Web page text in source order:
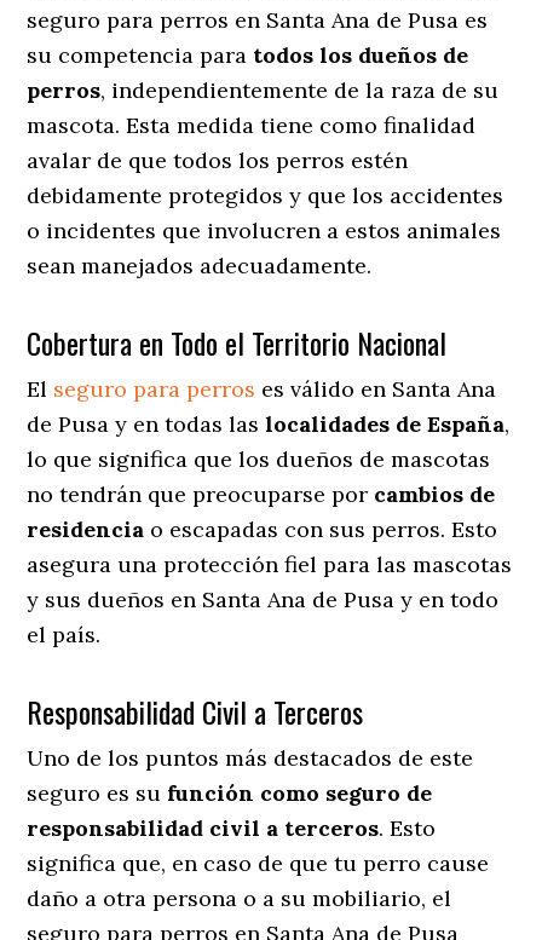
seguro para perros en Santa Ana de Pusa es
su competencia para todos los dueños de
perros, independientemente de la raza de su
mascota. Esta medida tiene como finalidad
avalar de que todos los perros estén
debidamente protegidos y que los accidentes
o incidentes que involucren a estos animales
sean manejados adecuadamente.
Cobertura en Todo el Territorio Nacional
El seguro para perros es válido en Santa Ana
de Pusa y en todas laslocalidades de España,
lo que significa que los dueños de mascotas
no tendrán que preocuparse por cambios de
residencia o escapadas con sus perros. Esto
asegura una protección fiel para las mascotas
y sus dueños en Santa Ana de Pusa y en todo
el país.
Responsabilidad Civil a Terceros
Uno de los puntos más destacados de este
seguro es su función como seguro de
responsabilidad civil a terceros. Esto
significa que, en caso de que tu perro cause
daño a otra persona o a su mobiliario, el
seguro para perros en Santa Ana de Pusa